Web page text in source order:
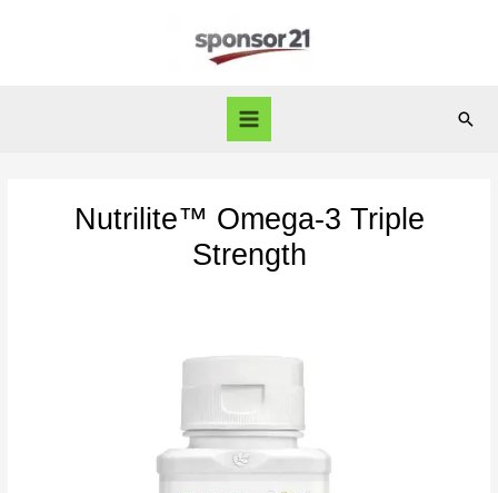
Main
Nutrilite™ Omega-3 Triple
Strength